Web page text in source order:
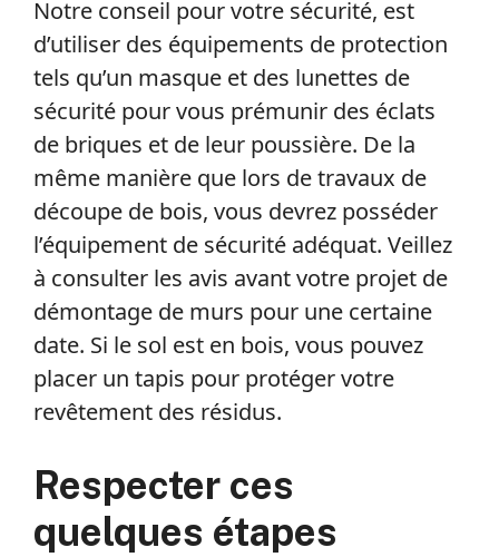
Notre conseil pour votre sécurité, est
d’utiliser des équipements de protection
tels qu’un masque et des lunettes de
sécurité pour vous prémunir des éclats
de briques et de leur poussière. De la
même manière que lors de travaux de
découpe de bois, vous devrez posséder
l’équipement de sécurité adéquat. Veillez
à consulter les avis avant votre projet de
démontage de murs pour une certaine
date. Si le sol est en bois, vous pouvez
placer un tapis pour protéger votre
revêtement des résidus.
Respecter ces
quelques étapes